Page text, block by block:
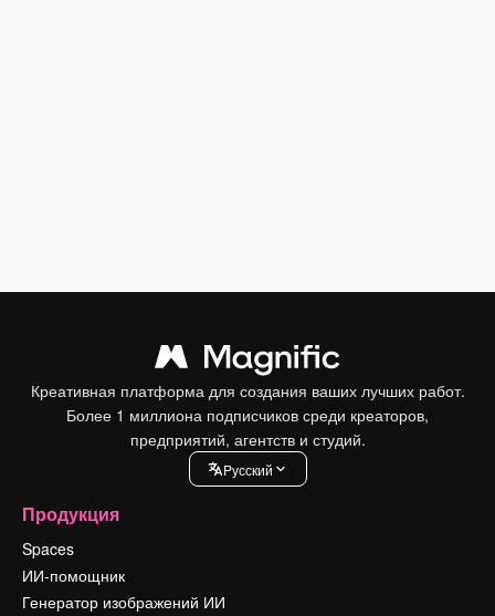
Креативная платформа для создания ваших лучших работ.
Более 1 миллиона подписчиков среди креаторов,
предприятий, агентств и студий.
Pусский
Продукция
Spaces
ИИ-помощник
Генератор изображений ИИ